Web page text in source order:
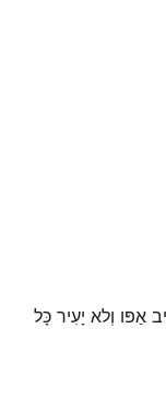
אַפּו וְלא יָעִיר כָּל